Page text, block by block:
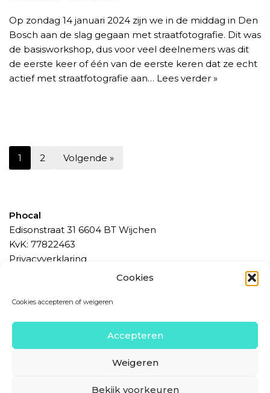
Cookies
Cookies accepteren of weigeren
Accepteren
Weigeren
Bekijk voorkeuren
Op zondag 14 januari 2024 zijn we in de middag in Den
Bosch aan de slag gegaan met straatfotografie. Dit was
de basisworkshop, dus voor veel deelnemers was dit
de eerste keer of één van de eerste keren dat ze echt
actief met straatfotografie aan… Lees verder »
1 2 Volgende »
Phocal
Edisonstraat 31 6604 BT Wijchen
KvK: 77822463
Privacyverklaring
Algemene Voorwaarden
info@phocal.nl